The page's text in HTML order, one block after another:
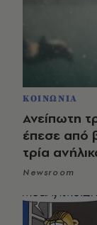
ΚΟΙΝΩΝΙΑ
Ανείπωτη
έπεσε από
τρία
Newsroom